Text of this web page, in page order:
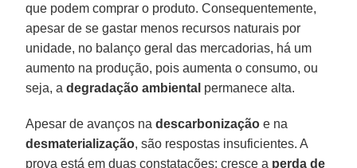
que podem comprar o produto. Consequentemente,
apesar de se gastar menos recursos naturais por
unidade, no balanço geral das mercadorias, há um
aumento na produção, pois aumenta o consumo, ou
seja, adegradação ambiental permanece alta.
Apesar de avanços nadescarbonização e na
desmaterialização, são respostas insuficientes. A
prova está em duas constatações: cresce a perda de